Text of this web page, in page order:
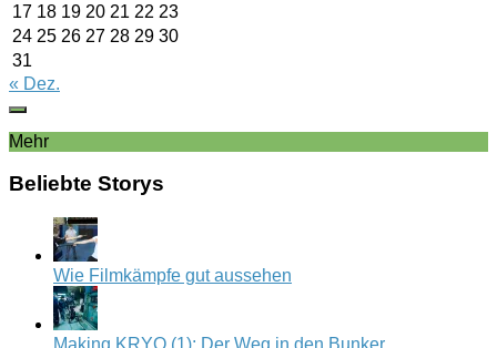
17 18 19 20 21 22 23
24 25 26 27 28 29 30
31
« Dez.
Mehr
Beliebte Storys
Wie Filmkämpfe gut aussehen
Making KRYO (1): Der Weg in den Bunker